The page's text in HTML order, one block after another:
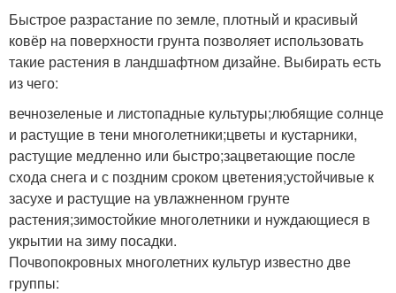
Быстрое разрастание по земле, плотный и красивый
ковёр на поверхности грунта позволяет использовать
такие растения в ландшафтном дизайне. Выбирать есть
из чего:
вечнозеленые и листопадные культуры;любящие солнце
и растущие в тени многолетники;цветы и кустарники,
растущие медленно или быстро;зацветающие после
схода снега и с поздним сроком цветения;устойчивые к
засухе и растущие на увлажненном грунте
растения;зимостойкие многолетники и нуждающиеся в
укрытии на зиму посадки.
Почвопокровных многолетних культур известно две
группы: